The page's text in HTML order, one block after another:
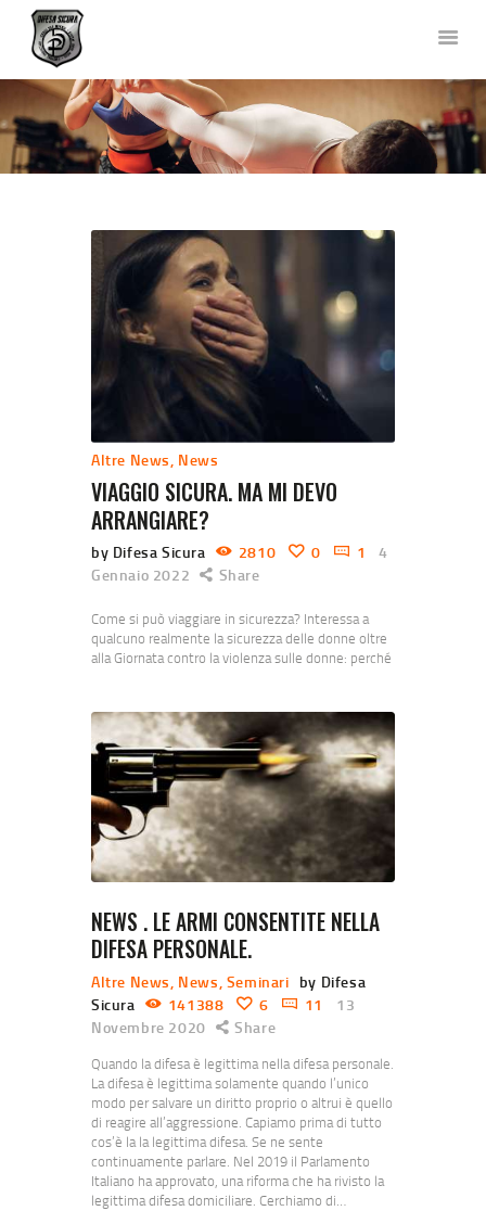
DIFESA SICURA KRAV MAGA
Corsi di Difesa Personale a Bergamo
HOME
CHI SIAMO
NEWS
FOTO E VIDEO
TEAM
COLLABORAZIONI
DOVE SIAMO
CONTATTACI
Altre News, News
VIAGGIO SICURA. MA MI DEVO
ARRANGIARE?
by Difesa Sicura 2810 0 1
4
Gennaio 2022
Share
Come si può viaggiare in sicurezza? Interessa a
qualcuno realmente la sicurezza delle donne oltre
alla Giornata contro la violenza sulle donne: perché
Sicura hanno intrapreso un progetto per
addestrare personale operativo legato al mondo
della sicurezza ( PROFESSIONE DIFESA SICURA
SEMINARI PER OPERATORI. DIFENDITI…
NEWS . LE ARMI CONSENTITE NELLA
DIFESA PERSONALE.
Altre News News Seminari by Difesa
Sicura
141388 6 11
13
Novembre 2020
Share
Quando la difesa è legittima nella difesa personale.
La difesa è legittima solamente quando l’unico
modo per salvare un diritto proprio o altrui è quello
di reagire all’aggressione. Capiamo prima di tutto
cos’è la la legittima difesa. Se ne sente
continuamente parlare. Nel 2019 il Parlamento
Italiano ha approvato, una riforma che ha rivisto la
legittima difesa domiciliare. Cerchiamo di…